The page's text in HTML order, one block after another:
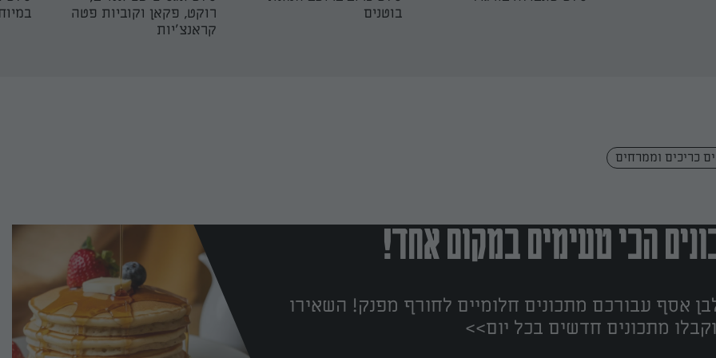
בוטנים
רוקט, פקאן וקוביות פטה
קראנצ׳יות
כריכים וממרחים
הכי טעימים במקום אחד!
אסף עבורכם מתכונים חלומיים לחורף מפנק! השאירו
מתכונים חדשים בכל יום>>